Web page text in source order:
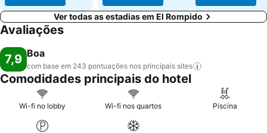
Ver todas as estadias em El Rompido
Avaliações
7,9 Boa
com base em 243 pontuações nos principais sites
Comodidades principais do hotel
Wi-fi no lobby Wi-fi nos quartos Piscina